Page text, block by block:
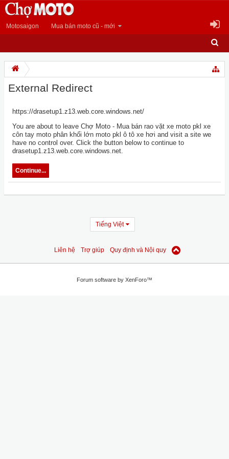
Motosaigon Mua bán moto cũ - mới
External Redirect
https://drasetup1.z13.web.core.windows.net/
You are about to leave Chợ Moto - Mua bán rao vặt xe moto pkl xe
côn tay moto phân khối lớn moto pkl ô tô xe hơi and visit a site we
have no control over. Click the button below to continue to
drasetup1.z13.web.core.windows.net.
Continue...
Tiếng Việt
Liên hệ Trợ giúp Quy định và Nội quy
Forum software by XenForo™